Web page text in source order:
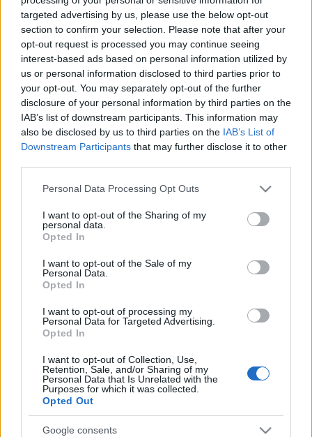
targeted advertising by us, please use the below opt-out
section to confirm your selection. Please note that after your
opt-out request is processed you may continue seeing
interest-based ads based on personal information utilized by
us or personal information disclosed to third parties prior to
your opt-out. You may separately opt-out of the further
disclosure of your personal information by third parties on the
IAB’s list of downstream participants. This information may
also be disclosed by us to third parties on the IAB’s List of
Downstream Participants that may further disclose it to other
Please note that this website/app uses one or more Google
not limited to your visit or usage behaviour. You may click to
grant or deny consent to Google and its third-party tags to
use your data for below specified purposes in below Google
consent section.
Personal Data Processing Opt Outs
I want to opt-out of the Sharing of my
personal data.
Opted In
I want to opt-out of the Sale of my
Personal Data.
Opted In
I want to opt-out of processing my
Personal Data for Targeted Advertising.
Opted In
I want to opt-out of Collection, Use,
Retention, Sale, and/or Sharing of my
Personal Data that Is Unrelated with the
Purposes for which it was collected.
Opted Out
Google consents
előadásáról)
"Senki nem tudja pontosan, milyen ismérvek alapján
történik az állami támogatás felosztása, miért épp
annyi támogatást kap, amennyit kap. Az egy nézőre
jutó támogatásban olyan jelentős különbségek vannak,
amelyet nem indokol sem a színházak eltérő műszaki
állapota, befogadóképessége, sem az előadás- vagy
bemutatószámuk. A jelenlegi rendszer nem tükrözi az
adott színház társadalmi helyzetét."
(Gáspár Máté, Schilling Árpád vitacikke)
"Vállalom és büszke vagyok rá, hogy 1990 után a város
a gondjaira bízott kulturális intézményhálózatot,
benne a színházi rendszert is megőrizte, az működik,
sőt megerősödött. Erről az az évi mintegy kétmillió néző
győz meg, aki jegyet vált a Gáspár/Schilling által rosszul
működőnek és középszerűnek minősített
színházakba..."
(Schiffer János válasza)
"Én sokszor találkozom a magyar értelmiség különböző
tapasztalom, hogy többségüket vagy nemigen érdeklik
a komoly dolgok, vagy felületes információkkal bírnak
róluk. Mintha még azokat a lapokat sem olvasnák,
amelyeket olvashatnának..."
(Csáki Judit interjúja Vörös T. Károllyal, a